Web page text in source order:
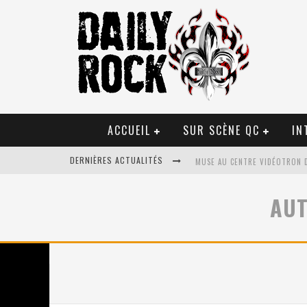
ACCUEIL SUR SCÈNE QC
DERNIÈRES ACTUALITÉS MUSE AU CENTRE VIDÉOTRON
JOURNEY AU CENTRE